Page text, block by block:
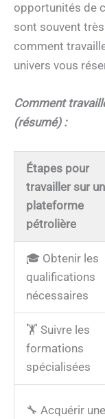
opportunités de
sont souvent
comment
univers vous
Comment
(résumé) :
Étapes pour
travailler sur
plateforme
pétrolière
🎓 Obtenir les
qualifications
nécessaires
🏋️ Suivre les
formations
spécialisées
🔧 Acquérir une